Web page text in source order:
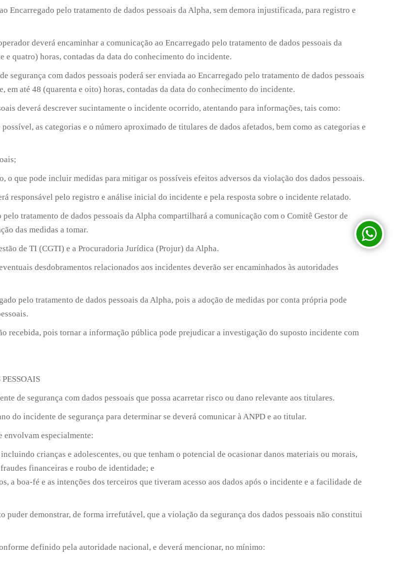
Encarregado pelo tratamento de dados pessoais da Alpha, sem demora injustificada, para registro e
deverá encaminhar a comunicação ao Encarregado pelo tratamento de dados pessoais da
quatro) horas, contadas da data do conhecimento do incidente.
com dados pessoais poderá ser enviada ao Encarregado pelo tratamento de dados pessoais
até 48 (quarenta e oito) horas, contadas da data do conhecimento do incidente.
deverá descrever sucintamente o incidente ocorrido, atentando para informações, tais como:
as categorias e o número aproximado de titulares de dados afetados, bem como as categorias e
o que pode incluir medidas para mitigar os possíveis efeitos adversos da violação dos dados pessoais.
responsável pelo registro e análise inicial do incidente e pela resposta sobre o incidente relatado.
tratamento de dados pessoais da Alpha compartilhará a comunicação com o Comitê Gestor de
das medidas a tomar.
de TI (CGTI) e a Procuradoria Jurídica (Projur) da Alpha.
desdobramentos relacionados aos incidentes deverão ser encaminhados às autoridades
pelo tratamento de dados pessoais da Alpha, pois a adoção de medidas por conta própria pode
recebida, pois tornar a informação pública pode prejudicar a investigação do suposto incidente com
de segurança com dados pessoais que possa acarretar risco ou dano relevante aos titulares.
do incidente de segurança para determinar se deverá comunicar à ANPD e ao titular.
envolvam especialmente:
crianças e adolescentes, ou que tenham o potencial de ocasionar danos materiais ou morais,
financeiras e roubo de identidade; e
boa-fé e as intenções dos terceiros que tiveram acesso aos dados após o incidente e a facilidade de
puder demonstrar, de forma irrefutável, que a violação da segurança dos dados pessoais não constitui
definido pela autoridade nacional, e deverá mencionar, no mínimo: